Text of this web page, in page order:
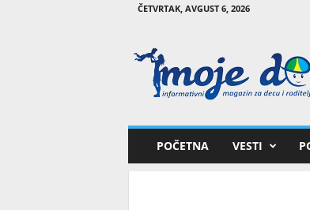
ČETVRTAK, AVGUST 6, 2026
o
POČETNA VESTI